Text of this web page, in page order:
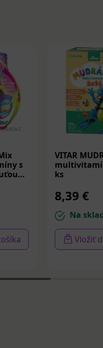
s
VITAR
ks
8,39 €
Na
Vložiť